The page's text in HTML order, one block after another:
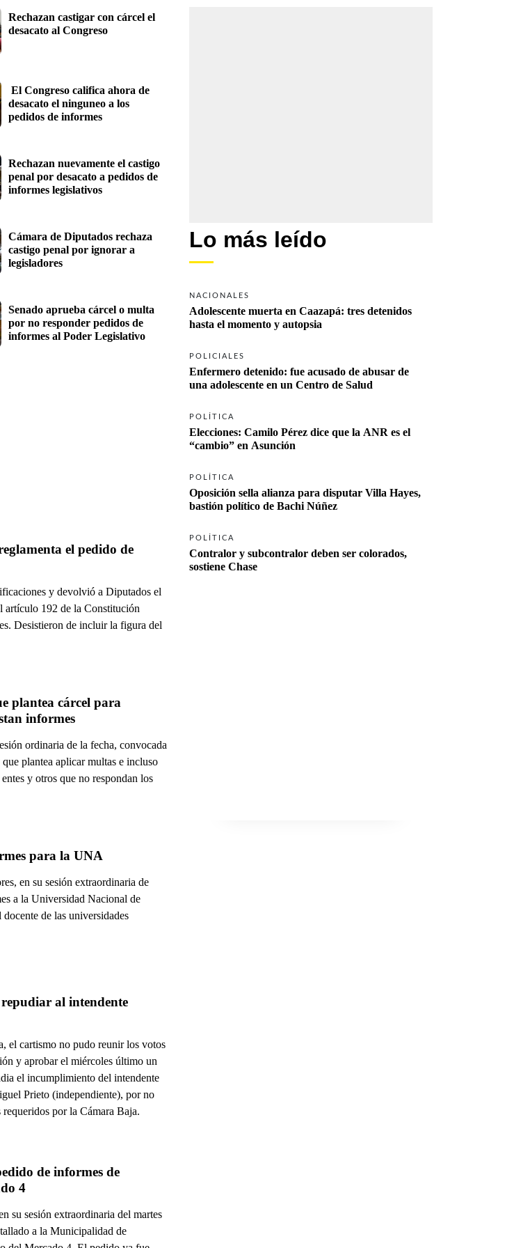
Rechazan castigar con cárcel el
desacato al Congreso
El Congreso califica ahora de
desacato el ninguneo a los
pedidos de informes
Rechazan nuevamente el castigo
penal por desacato a pedidos de
informes legislativos
Cámara de Diputados rechaza
castigo penal por ignorar a
legisladores
Senado aprueba cárcel o multa
por no responder pedidos de
informes al Poder Legislativo
el pedido de
y devolvió a Diputados el
artículo 192 de la Constitución
Desistieron de incluir la figura del
plantea cárcel para
informes
ordinaria de la fecha, convocada
plantea aplicar multas e incluso
y otros que no respondan los
para la UNA
en su sesión extraordinaria de
a la Universidad Nacional de
de las universidades
al intendente
el cartismo no pudo reunir los votos
y aprobar el miércoles último un
el incumplimiento del intendente
Prieto (independiente), por no
por la Cámara Baja.
de informes de
4
su sesión extraordinaria del martes
a la Municipalidad de
Lo más leído
NACIONALES
Adolescente muerta en Caazapá: tres detenidos
hasta el momento y autopsia
POLICIALES
Enfermero detenido: fue acusado de abusar de
una adolescente en un Centro de Salud
POLÍTICA
Elecciones: Camilo Pérez dice que la ANR es el
POLÍTICA
Oposición sella alianza para disputar Villa Hayes,
bastión político de Bachi Núñez
POLÍTICA
Contralor y subcontralor deben ser colorados,
sostiene Chase